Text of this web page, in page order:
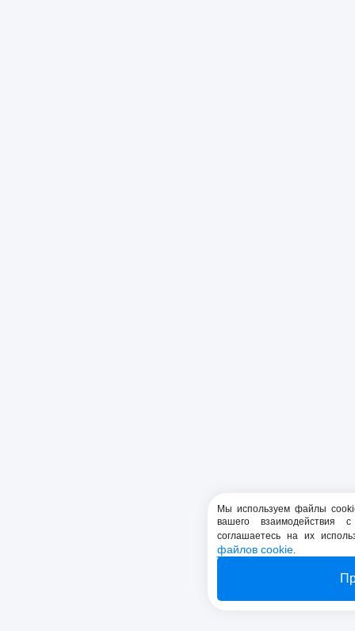
Мы используем файлы
вашего
соглашаетесь на их
файлов cookie.